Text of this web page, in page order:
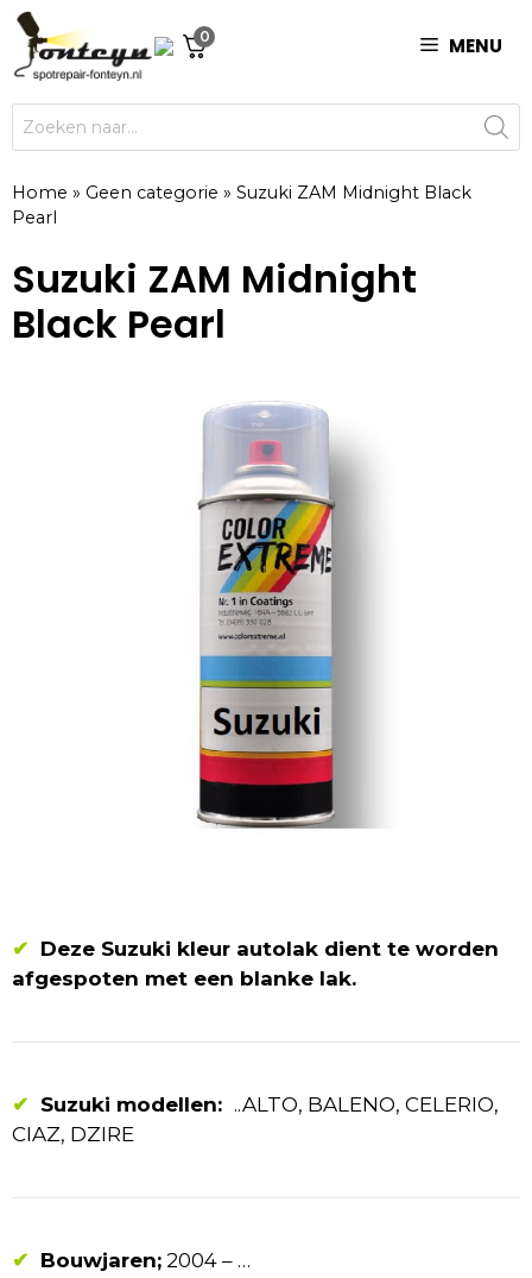
Ga
naar
de
inhoud
0 MENU
Producten
zoeken
Home » Geen categorie » Suzuki ZAM Midnight Black
Pearl
Suzuki ZAM Midnight
Black Pearl
✔ Deze Suzuki kleur autolak dient te worden
afgespoten met een blanke lak.
✔ Suzuki modellen: ..ALTO, BALENO, CELERIO,
CIAZ, DZIRE
✔ Bouwjaren; 2004 – …